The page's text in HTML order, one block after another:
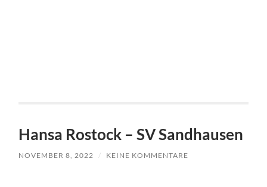
Hansa Rostock – SV Sandhausen
NOVEMBER 8, 2022 / KEINE KOMMENTARE